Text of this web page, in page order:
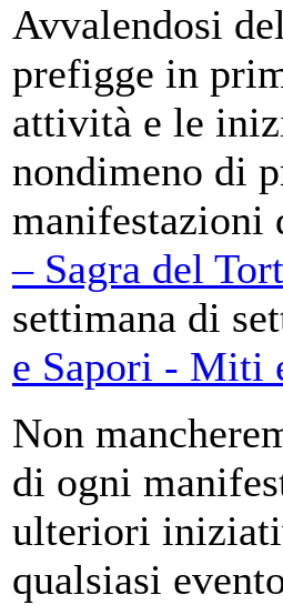
Avvalendosi
prefigge in
attività e le
nondimeno di
manifestazioni
– Sagra del
settimana di
e Sapori - Miti
Non
di ogni
ulteriori
qualsiasi